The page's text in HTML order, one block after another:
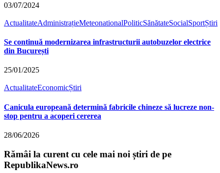
03/07/2024
ActualitateAdministrațieMeteonationalPoliticSănătateSocialSportȘtiri
Se continuă modernizarea infrastructurii autobuzelor electrice
din București
25/01/2025
ActualitateEconomicȘtiri
Canicula europeană determină fabricile chineze să lucreze non-
stop pentru a acoperi cererea
28/06/2026
Rămâi la curent cu cele mai noi știri de pe
RepublikaNews.ro